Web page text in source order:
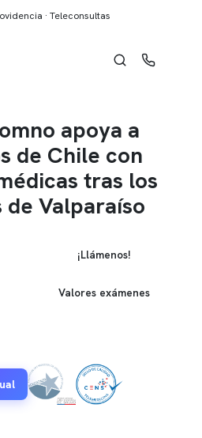
· Teleconsultas
apoya a
de Chile con
tras los
de Valparaíso
¡Llámenos!
Valores exámenes